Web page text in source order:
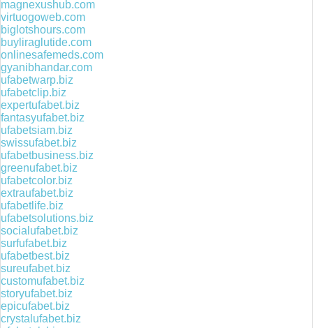
magnexushub.com
virtuogoweb.com
biglotshours.com
buyliraglutide.com
onlinesafemeds.com
gyanibhandar.com
ufabetwarp.biz
ufabetclip.biz
expertufabet.biz
fantasyufabet.biz
ufabetsiam.biz
swissufabet.biz
ufabetbusiness.biz
greenufabet.biz
ufabetcolor.biz
extraufabet.biz
ufabetlife.biz
ufabetsolutions.biz
socialufabet.biz
surfufabet.biz
ufabetbest.biz
sureufabet.biz
customufabet.biz
storyufabet.biz
epicufabet.biz
crystalufabet.biz